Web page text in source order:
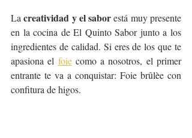
La creatividad y el sabor está muy presente
en la cocina de El Quinto Sabor junto a los
ingredientes de calidad. Si eres de los que te
apasiona el foie como a nosotros, el primer
entrante te va a conquistar: Foie brûlèe con
confitura de higos.